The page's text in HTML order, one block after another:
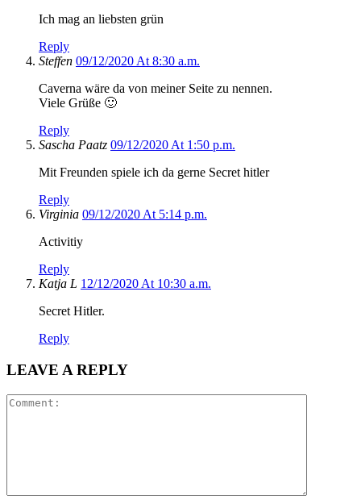
Ich mag an liebsten grün
Reply
Steffen 09/12/2020 At 8:30 a.m.
Caverna wäre da von meiner Seite zu nennen.
Viele Grüße 🙂
Reply
Sascha Paatz 09/12/2020 At 1:50 p.m.
Mit Freunden spiele ich da gerne Secret hitler
Reply
Virginia 09/12/2020 At 5:14 p.m.
Activitiy
Reply
Katja L 12/12/2020 At 10:30 a.m.
Secret Hitler.
Reply
LEAVE A REPLY